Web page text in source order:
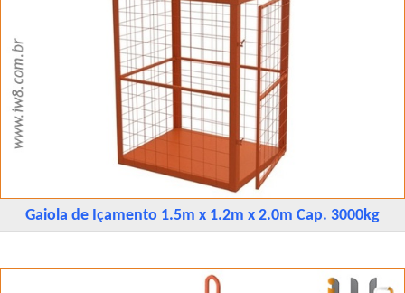
Gaiola de Içamento 1.5m x 1.2m x 2.0m Cap. 3000kg